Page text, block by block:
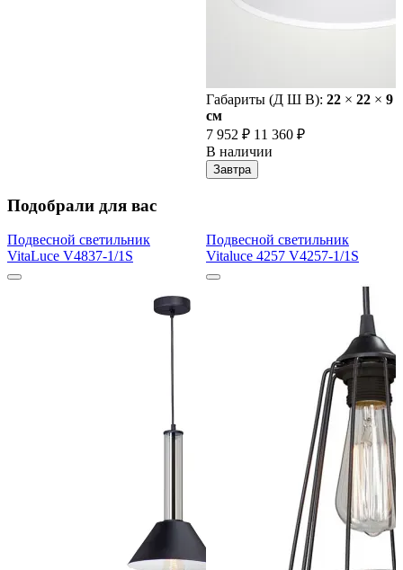
Габариты (Д Ш В): 22 × 22 × 9
cм
7 952 ₽ 11 360 ₽
В наличии
Завтра
Подобрали для вас
Подвесной светильник
VitaLuce V4837-1/1S
Подвесной светильник
Vitaluce 4257 V4257-1/1S